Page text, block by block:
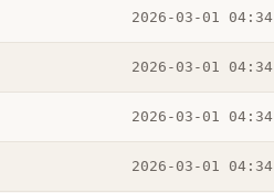
2026-03-01 04:34
2026-03-01 04:34
2026-03-01 04:34
2026-03-01 04:34